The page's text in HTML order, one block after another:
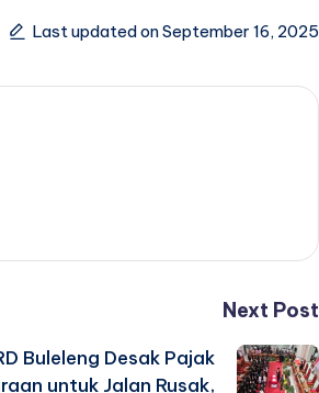
Last updated on September 16, 2025
Next Post
Buleleng Desak Pajak
untuk Jalan Rusak,